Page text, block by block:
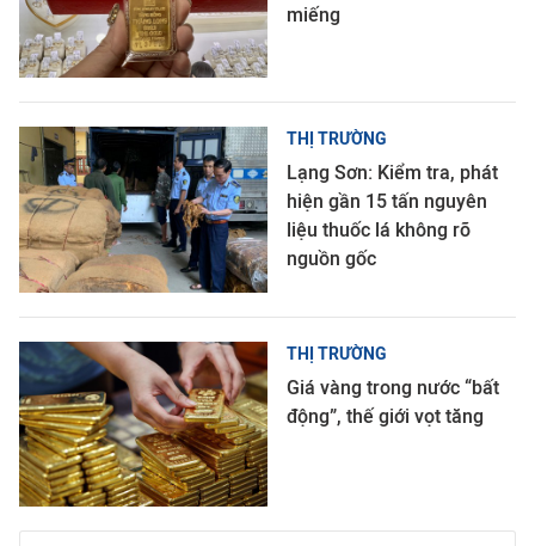
miếng
THỊ TRƯỜNG
Lạng Sơn: Kiểm tra, phát
hiện gần 15 tấn nguyên
liệu thuốc lá không rõ
nguồn gốc
THỊ TRƯỜNG
Giá vàng trong nước “bất
động”, thế giới vọt tăng